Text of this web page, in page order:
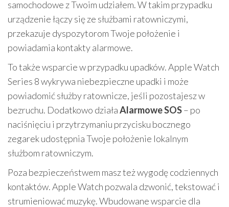
samochodowe z Twoim udziałem. W takim przypadku
urządzenie łączy się ze służbami ratowniczymi,
przekazuje dyspozytorom Twoje położenie i
powiadamia kontakty alarmowe.
To także wsparcie w przypadku upadków. Apple Watch
Series 8 wykrywa niebezpieczne upadki i może
powiadomić służby ratownicze, jeśli pozostajesz w
bezruchu. Dodatkowo działaAlarmowe SOS– po
naciśnięciu i przytrzymaniu przycisku bocznego
zegarek udostępnia Twoje położenie lokalnym
służbom ratowniczym.
Poza bezpieczeństwem masz też wygodę codziennych
kontaktów. Apple Watch pozwala dzwonić, tekstować i
strumieniować muzykę. Wbudowane wsparcie dla